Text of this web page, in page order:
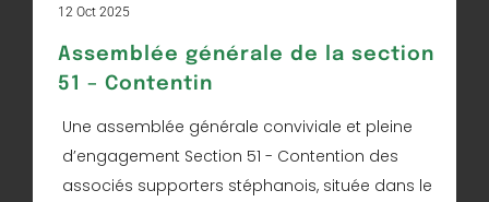
12 Oct 2025
Assemblée générale de la section
51 – Contentin
Une assemblée générale conviviale et pleine
d’engagement Section 51 - Contention des
associés supporters stéphanois, située dans le